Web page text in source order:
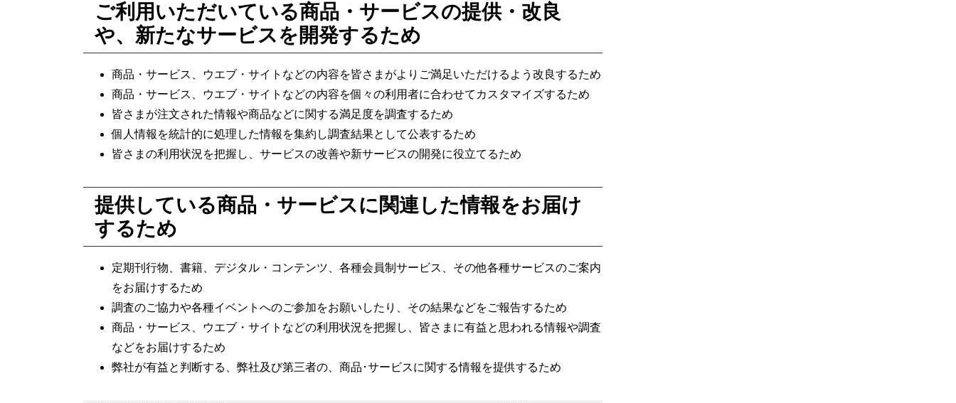
ご利用いただいている商品・サービスの提供・改良
や、新たなサービスを開発するため
商品・サービス、ウエブ・サイトなどの内容を皆さまがよりご満足いただけるよう改良するため
商品・サービス、ウエブ・サイトなどの内容を個々の利用者に合わせてカスタマイズするため
皆さまが注文された情報や商品などに関する満足度を調査するため
個人情報を統計的に処理した情報を集約し調査結果として公表するため
皆さまの利用状況を把握し、サービスの改善や新サービスの開発に役立てるため
提供している商品・サービスに関連した情報をお届け
するため
定期刊行物、書籍、デジタル・コンテンツ、各種会員制サービス、その他各種サービスのご案内
をお届けするため
調査のご協力や各種イベントへのご参加をお願いしたり、その結果などをご報告するため
商品・サービス、ウエブ・サイトなどの利用状況を把握し、皆さまに有益と思われる情報や調査
などをお届けするため
弊社が有益と判断する、弊社及び第三者の、商品･サービスに関する情報を提供するため